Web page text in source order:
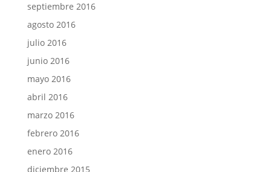
septiembre 2016
agosto 2016
julio 2016
junio 2016
mayo 2016
abril 2016
marzo 2016
febrero 2016
enero 2016
diciembre 2015